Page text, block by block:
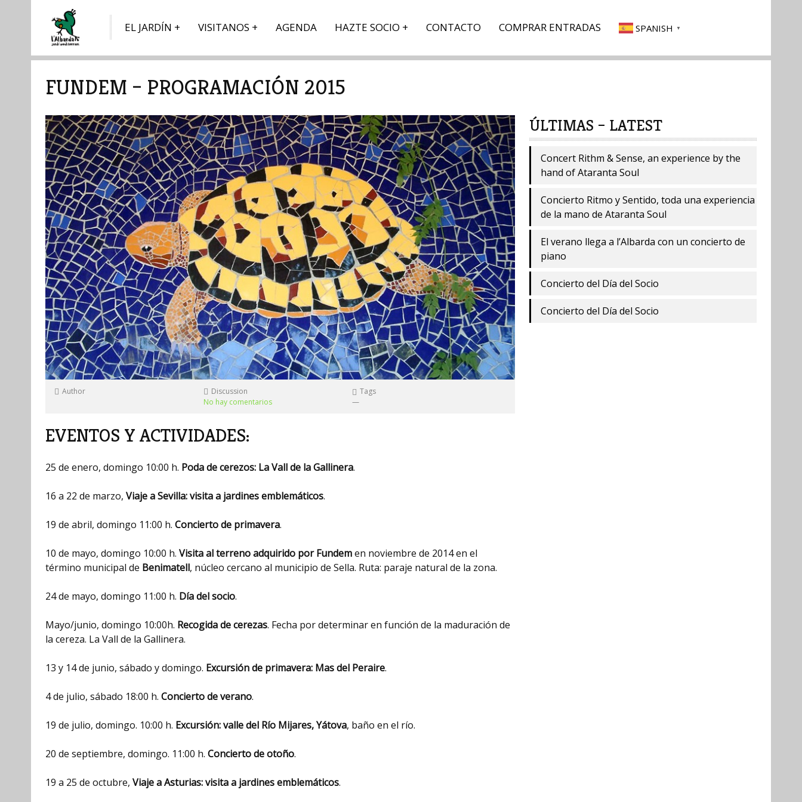
EL JARDÍN VISITANOS AGENDA HAZTE SOCIO CONTACTO COMPRAR ENTRADAS SPANISH ▼
FUNDEM – PROGRAMACIÓN 2015
Author
Discussion
No hay comentarios
Tags
—
EVENTOS Y ACTIVIDADES:
25 de enero, domingo 10:00 h. Poda de cerezos: La Vall de la Gallinera.
16 a 22 de marzo, Viaje a Sevilla: visita a jardines emblemáticos.
19 de abril, domingo 11:00 h. Concierto de primavera.
10 de mayo, domingo 10:00 h. Visita al terreno adquirido por Fundemen noviembre de 2014 en el
término municipal de Benimatell, núcleo cercano al municipio de Sella. Ruta: paraje natural de la zona.
24 de mayo, domingo 11:00 h. Día del socio.
Mayo/junio, domingo 10:00h. Recogida de cerezas. Fecha por determinar en función de la maduración de
la cereza. La Vall de la Gallinera.
13 y 14 de junio, sábado y domingo. Excursión de primavera: Mas del Peraire.
4 de julio, sábado 18:00 h. Concierto de verano.
19 de julio, domingo. 10:00 h. Excursión: valle del Río Mijares, Yátova, baño en el río.
20 de septiembre, domingo. 11:00 h. Concierto de otoño.
19 a 25 de octubre, Viaje a Asturias: visita a jardines emblemáticos.
ÚLTIMAS – LATEST
Concert Rithm & Sense, an experience by the
hand of Ataranta Soul
Concierto Ritmo y Sentido, toda una experiencia
de la mano de Ataranta Soul
El verano llega a l’Albarda con un concierto de
piano
Concierto del Día del Socio
Concierto del Día del Socio